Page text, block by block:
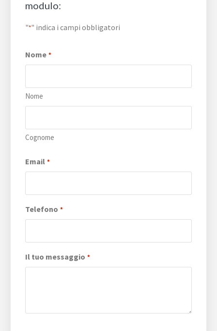
modulo:
"*" indica i campi obbligatori
Nome *
Nome
Cognome
Email *
Telefono *
Il tuo messaggio *